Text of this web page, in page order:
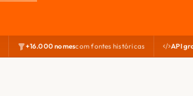
+16.000 nomescom fontes históricas API